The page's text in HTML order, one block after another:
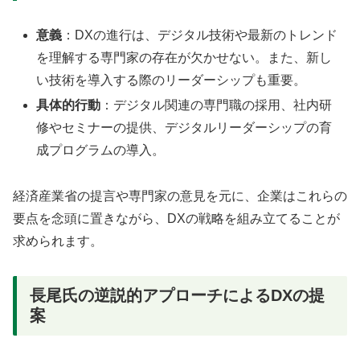
意義 ：DXの進行は、デジタル技術や最新のトレンド
を理解する専門家の存在が欠かせない。また、新し
い技術を導入する際のリーダーシップも重要。
具体的行動 ：デジタル関連の専門職の採用、社内研
修やセミナーの提供、デジタルリーダーシップの育
成プログラムの導入。
経済産業省の提言や専門家の意見を元に、企業はこれらの
要点を念頭に置きながら、DXの戦略を組み立てることが
求められます。
長尾氏の逆説的アプローチによるDXの提
案